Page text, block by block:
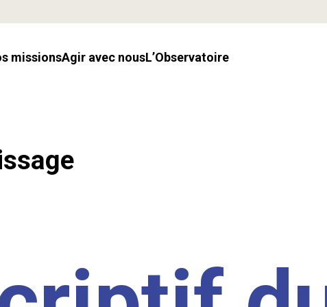
missions Agir avec nous l’Observatoire